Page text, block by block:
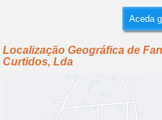
Aceda
Localização Geográfica de
Curtidos, Lda